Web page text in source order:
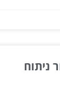
ניתוח